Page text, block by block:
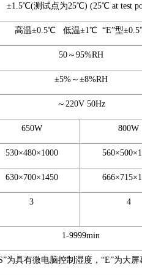
±1.5℃(测试点为25℃) (25℃ at test
高温±0.5℃ 低温±1℃ “E”型
50～95%RH
±5%～±8%RH
～220V 50Hz
650W 800W
530×480×1000
630×700×1450
3 4
1-9999min
为具有微电脑控制湿度，“E”为大屏